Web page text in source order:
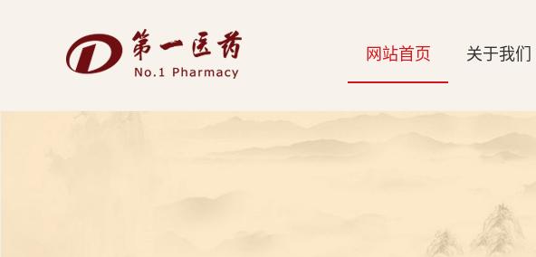
网
网站首页 关于我们